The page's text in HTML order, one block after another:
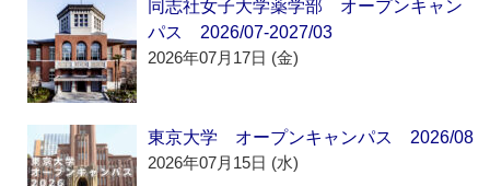
同志社女子大学薬学部 オープンキャン
パス 2026/07-2027/03
2026年07月17日 (金)
東京大学 オープンキャンパス 2026/08
2026年07月15日 (水)